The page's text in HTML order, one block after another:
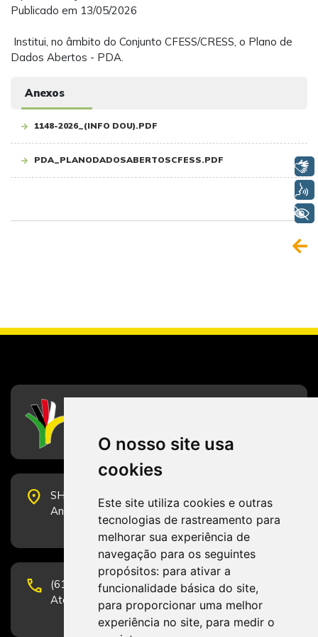
O nosso site usa
cookies
Este site utiliza cookies e outras
tecnologias de rastreamento para
melhorar sua experiência de
navegação para os seguintes
propósitos: para ativar a
funcionalidade básica do site,
para proporcionar uma melhor
experiência no site, para medir o
Publicado em 13/05/2026
Institui, no âmbito do Conjunto CFESS/CRESS, o Plano de
Dados Abertos - PDA.
Anexos
1148-2026_(INFO DOU).PDF
PDA_PLANODADOSABERTOSCFESS.PDF
place
SHS Quadra 6, Bloco E, Complexo Brasil 21, 20º
Andar, Sala 2001 - CEP 70322-915 - Brasília/DF
phone
(61) 3223-1652 e (61) 98131-3801.
Atendimento por telefone em horário comercial